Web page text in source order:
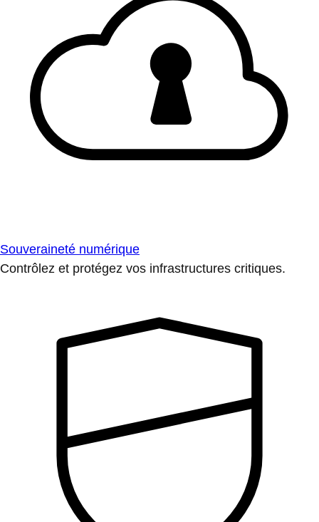
Souveraineté numérique
Contrôlez et protégez vos infrastructures critiques.